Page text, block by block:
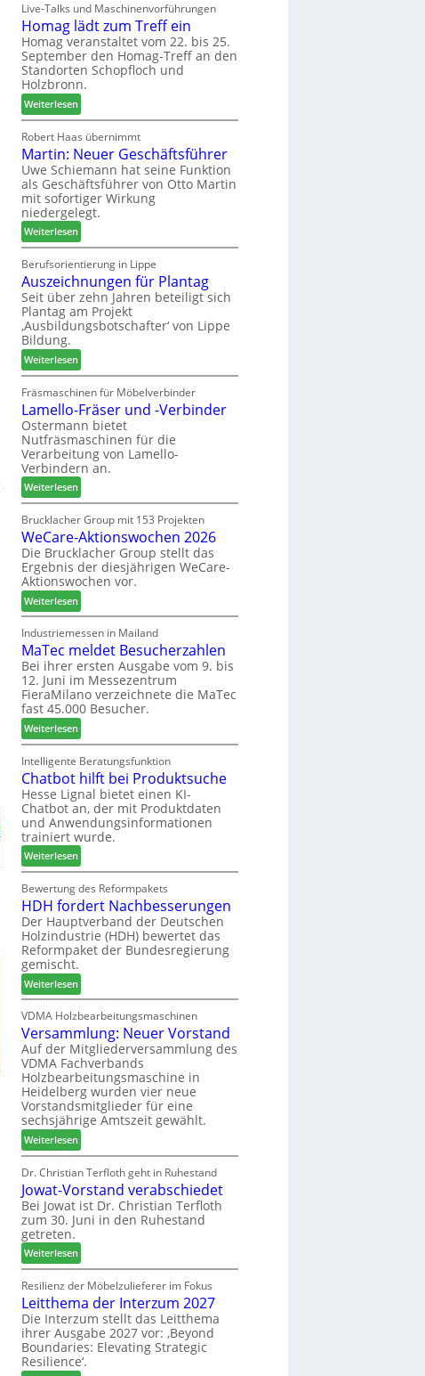
l
e
n
a
u
s
f
ü
r
W
e
m
h
n
e
r
c
h
e
n
s
t
a
r
a
u
m
-
S
o
t
i
m
e
n
t
Live-Talks und Maschinenvorführungen
Homag lädt zum Treff ein
Homag veranstaltet vom 22. bis 25.
September den Homag-Treff an den
Standorten Schopfloch und
Holzbronn.
Weiterlesen:
H
o
m
a
g
l
ä
d
t
z
u
m
T
r
f
f
e
i
n
Robert Haas übernimmt
Martin: Neuer Geschäftsführer
Uwe Schiemann hat seine Funktion
als Geschäftsführer von Otto Martin
mit sofortiger Wirkung
niedergelegt.
Weiterlesen:
M
a
r
t
i
n
N
e
u
e
r
G
e
s
c
h
ä
f
t
s
f
ü
h
r
e
r
Berufsorientierung in Lippe
Auszeichnungen für Plantag
Seit über zehn Jahren beteiligt sich
Plantag am Projekt
‚Ausbildungsbotschafter‘ von Lippe
Bildung.
Weiterlesen:
A
u
s
z
e
i
c
h
n
u
n
g
e
n
ü
r
P
l
a
n
t
a
g
Fräsmaschinen für Möbelverbinder
Lamello-Fräser und -Verbinder
Ostermann bietet
Nutfräsmaschinen für die
Verarbeitung von Lamello-
Verbindern an.
Weiterlesen:
L
a
m
e
l
l
-
F
r
ä
s
e
r
u
n
d
-
V
e
r
b
i
n
d
e
r
Brucklacher Group mit 153 Projekten
WeCare-Aktionswochen 2026
Die Brucklacher Group stellt das
Ergebnis der diesjährigen WeCare-
Aktionswochen vor.
Weiterlesen:
W
e
C
a
r
e
-
A
k
t
i
o
n
s
w
o
c
h
e
n
2
0
2
6
Industriemessen in Mailand
MaTec meldet Besucherzahlen
Bei ihrer ersten Ausgabe vom 9. bis
12. Juni im Messezentrum
FieraMilano verzeichnete die MaTec
fast 45.000 Besucher.
Weiterlesen:
M
a
T
e
c
m
e
l
d
e
t
B
e
s
u
c
h
e
r
z
a
h
l
e
n
Intelligente Beratungsfunktion
Chatbot hilft bei Produktsuche
Hesse Lignal bietet einen KI-
Chatbot an, der mit Produktdaten
und Anwendungsinformationen
trainiert wurde.
Weiterlesen:
C
h
a
t
b
o
t
h
i
l
f
t
b
e
i
P
r
o
d
u
k
t
s
u
c
h
e
Bewertung des Reformpakets
HDH fordert Nachbesserungen
Der Hauptverband der Deutschen
Holzindustrie (HDH) bewertet das
Reformpaket der Bundesregierung
gemischt.
Weiterlesen:
H
D
H
f
o
r
d
e
r
t
N
a
c
h
b
s
s
e
r
u
n
g
e
VDMA Holzbearbeitungsmaschinen
Versammlung: Neuer Vorstand
Auf der Mitgliederversammlung des
VDMA Fachverbands
Holzbearbeitungsmaschine in
Heidelberg wurden vier neue
Vorstandsmitglieder für eine
sechsjährige Amtszeit gewählt.
Weiterlesen:
V
e
r
s
a
m
l
u
n
g
:
N
e
Dr. Christian Terfloth geht in Ruhestand
Jowat-Vorstand verabschiedet
Bei Jowat ist Dr. Christian Terfloth
zum 30. Juni in den Ruhestand
getreten.
Weiterlesen:
J
o
w
a
t
-
V
Resilienz der Möbelzulieferer im Fokus
Leitthema der Interzum 2027
Die Interzum stellt das Leitthema
ihrer Ausgabe 2027 vor: ‚Beyond
Boundaries: Elevating Strategic
Resilience‘.